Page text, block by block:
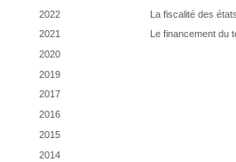
2022
2021
2020
2019
2017
2016
2015
2014
La fiscalité des
Le financement du